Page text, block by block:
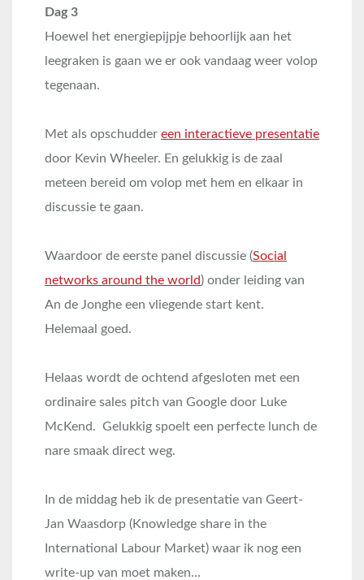
Dag 3
Hoewel het energiepijpje behoorlijk aan het
leegraken is gaan we er ook vandaag weer volop
tegenaan.
Met als opschudder een interactieve presentatie
door Kevin Wheeler. En gelukkig is de zaal
meteen bereid om volop met hem en elkaar in
discussie te gaan.
Waardoor de eerste panel discussie (Social
networks around the world) onder leiding van
An de Jonghe een vliegende start kent.
Helemaal goed.
Helaas wordt de ochtend afgesloten met een
ordinaire sales pitch van Google door Luke
McKend. Gelukkig spoelt een perfecte lunch de
nare smaak direct weg.
In de middag heb ik de presentatie van Geert-
Jan Waasdorp (Knowledge share in the
International Labour Market) waar ik nog een
write-up van moet maken…